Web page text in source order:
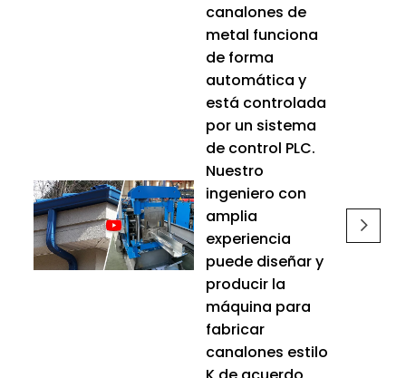
canalones de
metal funciona
de forma
automática y
está controlada
por un sistema
de control PLC.
Nuestro
ingeniero con
amplia
experiencia
puede diseñar y
producir la
máquina para
fabricar
canalones estilo